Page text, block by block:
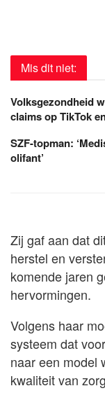
Mis dit niet:
Volksgezondheid
claims op TikTok
SZF-topman:
olifant’
Zij gaf aan dat
herstel en
komende jaren
hervormingen.
Volgens haar
systeem dat
naar een model
kwaliteit van